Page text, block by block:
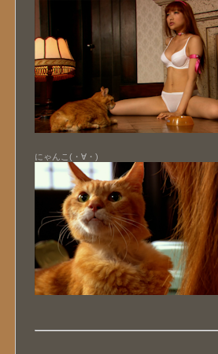
にゃんこ(・∀・)